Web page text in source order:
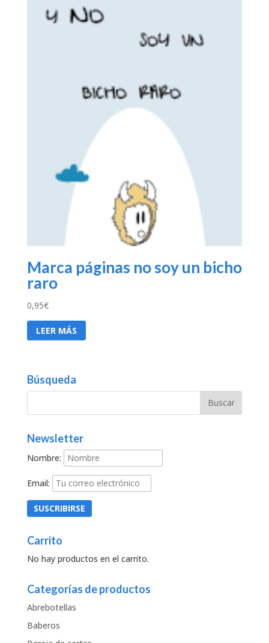
Marca páginas no soy un bicho
raro
0,95€
LEER MÁS
Búsqueda
Newsletter
Nombre:
Email:
Carrito
No hay productos en el carrito.
Categorías de productos
Abrebotellas
Baberos